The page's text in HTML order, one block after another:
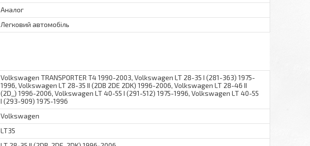
Аналог
Легковий автомобіль
Volkswagen TRANSPORTER T4 1990-2003, Volkswagen LT 28-35 I (281-363) 1975-
1996, Volkswagen LT 28-35 II (2DB 2DE 2DK) 1996-2006, Volkswagen LT 28-46 II
(2D_) 1996-2006, Volkswagen LT 40-55 I (291-512) 1975-1996, Volkswagen LT 40-55
I (293-909) 1975-1996
Volkswagen
LT35